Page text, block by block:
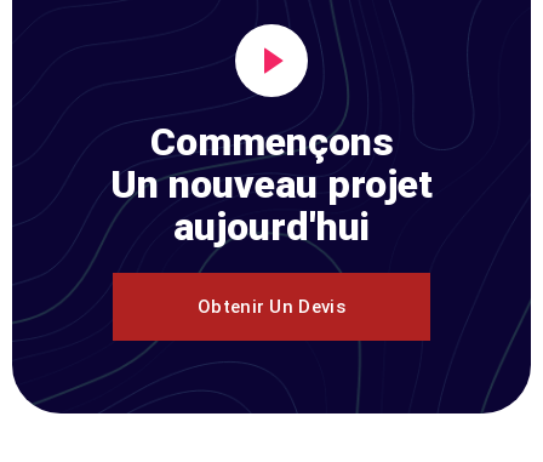
Commençons
Un nouveau projet
aujourd'hui
Obtenir Un Devis